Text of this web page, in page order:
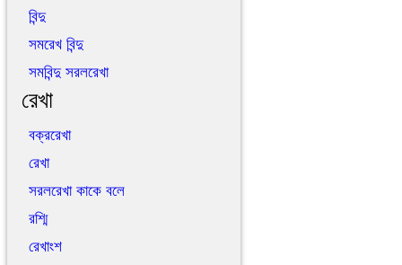
বিন্দু
সমরেখ বিন্দু
সমবিন্দু সরলরেখা
রেখা
বক্ররেখা
রেখা
সরলরেখা কাকে বলে
রশ্মি
রেখাংশ